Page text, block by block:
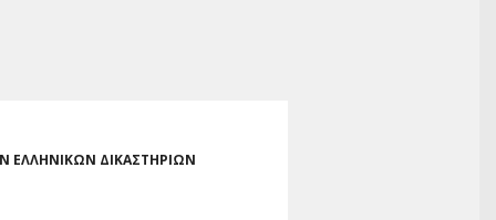
ΕΛΛΗΝΙΚΩΝ ΔΙΚΑΣΤΗΡΙΩΝ